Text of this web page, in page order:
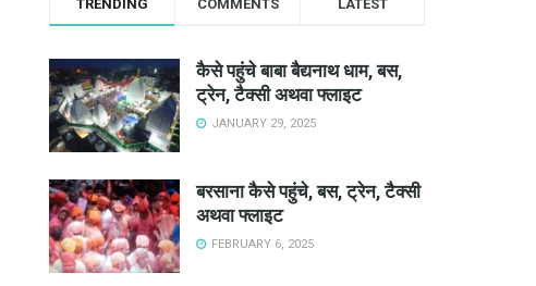
TRENDING COMMENTS LATEST
कैसे पहुंचे बाबा बैद्यनाथ धाम, बस,
ट्रेन, टैक्सी अथवा फ्लाइट
JANUARY 29, 2025
बरसाना कैसे पहुंचे, बस, ट्रेन, टैक्सी
अथवा फ्लाइट
FEBRUARY 6, 2025